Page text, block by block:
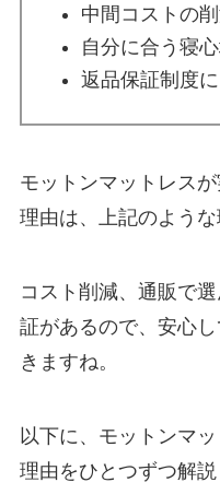
中間コストの
自分に合う寝
返品保証制度
モットンマットレス
理由は、上記のような
コスト削減、通販で
証があるので、安心
きますね。
以下に、モットンマ
理由をひとつずつ解説